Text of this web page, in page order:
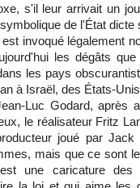
s'il leur arrivait un
de l'État dicte
invoqué légalement
les dégâts
les pays
à Israël, des États-
Luc Godard, après
le réalisateur Fritz
joué par
mais que ce sont
une caricature des